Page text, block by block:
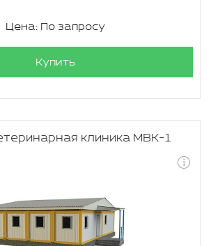
Цена: По запросу
Купить
клиника МВК-1